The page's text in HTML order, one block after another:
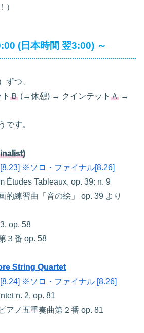
）
(日本時間 翌3:00) ～
ずつ、
Ｂ (→休憩) → クインテット Ａ →
です。
※ソロ・ファイナル[8.26]
Études Tableaux, op. 39: n. 9
的練習曲「音の絵」 op. 39 より
op. 58
３番 op. 58
String Quartet
※ソロ・ファイナル [8.26]
n. 2, op. 81
アノ五重奏曲第２番 op. 81